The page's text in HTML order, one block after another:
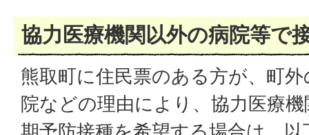
協力医療機関以外の病院等で
熊取町に住民票のある方が、町
院などの理由により、協力医療